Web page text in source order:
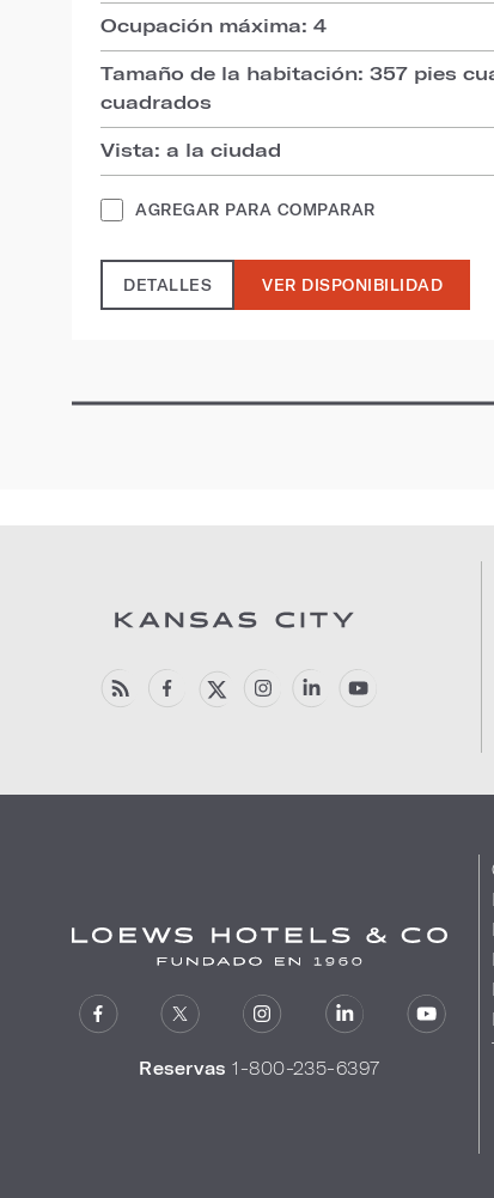
Ocupación máxima: 4
Tamaño de la habitación: 357 pies
cuadrados
Vista: a la ciudad
AGREGAR PARA COMPARAR
DETALLES VER DISPONIBILIDAD
Reservas 1-800-235-6397